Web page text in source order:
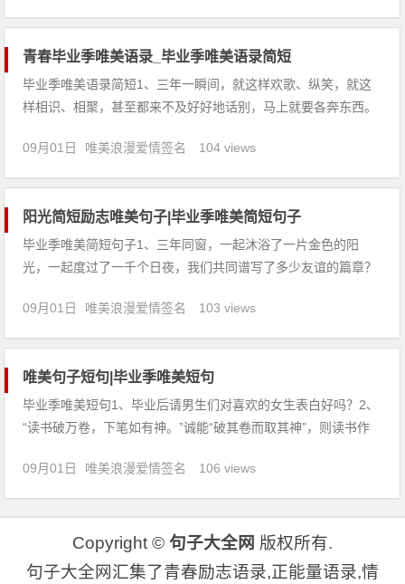
年。3、挥不去的万缕情丝，诉不尽的山盟誓言，随着柳絮飘飞
青春毕业季唯美语录_毕业季唯美语录简短
毕业季唯美语录简短1、三年一瞬间，就这样欢歌、纵笑，就这
样相识、相聚，甚至都来不及好好地话别，马上就要各奔东西。
颠簸折磨，就不可能真正懂得人生的意义。3、你我共同拥有“清”
字，而你这么贪心，还要在“清&
09月01日 唯美浪漫爱情签名 104 views
阳光简短励志唯美句子|毕业季唯美简短句子
毕业季唯美简短句子1、三年同窗，一起沐浴了一片金色的阳
光，一起度过了一千个日夜，我们共同谱写了多少友谊的篇章？
2、当我轻松地将试卷答完，为自己的初中生活画上一个句号
时，暮然回首，原来一切都那么值得回味。我亲爱的初中生活，
09月01日 唯美浪漫爱情签名 103 views
唯美句子短句|毕业季唯美短句
毕业季唯美短句1、毕业后请男生们对喜欢的女生表白好吗？2、
“读书破万卷，下笔如有神。”诚能“破其卷而取其神”，则读书作
蕊中去采撷；如果你想变得聪慧，就将自己变成一尾鱼，遨游于
书的海洋。4、
09月01日 唯美浪漫爱情签名 106 views
Copyright © 句子大全网 版权所有.
句子大全网汇集了青春励志语录,正能量语录,情